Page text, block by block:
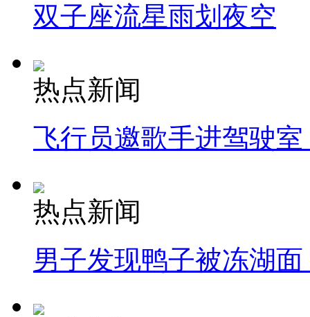
双子座流星雨划夜空
热点新闻
飞行员邀歌手进驾驶
热点新闻
男子发现鸭子被冻湖